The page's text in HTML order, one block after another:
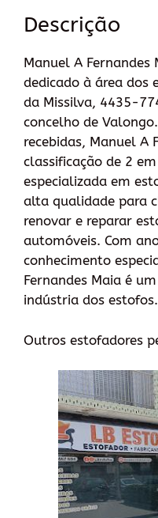
Descrição
Manuel A
dedicado à área dos
da Missilva, 4435-
concelho de
recebidas, Manuel A
classificação de 2
especializada em
alta qualidade para
renovar e reparar
automóveis. Com
conhecimento
Fernandes Maia é
indústria dos estofos.
Outros estofadores